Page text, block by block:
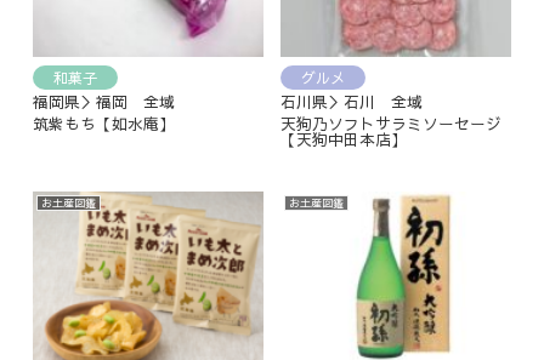
和菓子
福岡県＞福岡 全域
筑紫もち【如水庵】
グルメ
石川県＞石川 全域
天狗乃ソフトサラミソーセージ
【天狗中田本店】
お土産図鑑 お土産図鑑